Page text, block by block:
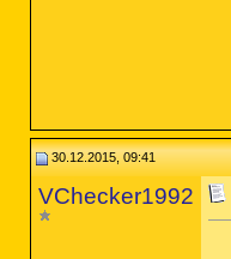
30.12.2015, 09:41
VChecker1992